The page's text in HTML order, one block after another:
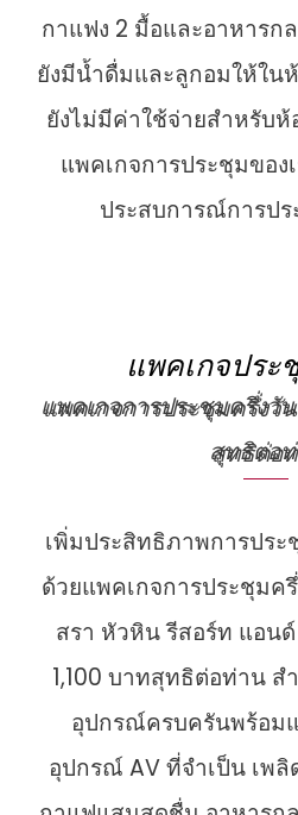
กาแฟง 2 มื้อและอาหารก
ยังมีน้ำดื่มและลูกอมให้ใน
ยังไม่มีค่าใช้จ่ายสำหรับ
แพคเกจการประชุมของ
ประสบการณ์การป
แพคเกจประ
แพคเกจการประชุมครึ่งวั
สุทธิต่อ
เพิ่มประสิทธิภาพการปร
ด้วยแพคเกจการประชุมค
สรา หัวหิน รีสอร์ท แอน
1,100 บาทสุทธิต่อท่าน
อุปกรณ์ครบครันพร้อม
อุปกรณ์ AV ที่จำเป็น เพ